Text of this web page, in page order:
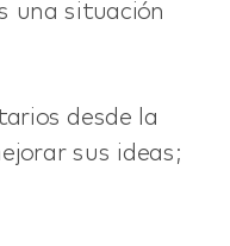
una situación
desde la
sus ideas;